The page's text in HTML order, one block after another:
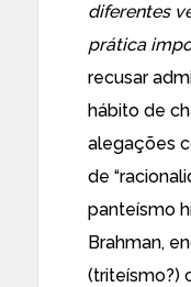
diferentes
prática
recusar
hábito de
alegações
de
panteísmo
Brahman,
(triteísmo?)